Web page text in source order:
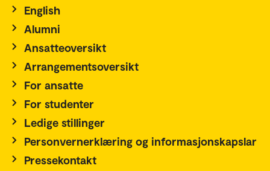
English
Alumni
Ansatteoversikt
Arrangementsoversikt
For ansatte
For studenter
Ledige stillinger
Personvernerklæring og informasjonskapslar
Pressekontakt